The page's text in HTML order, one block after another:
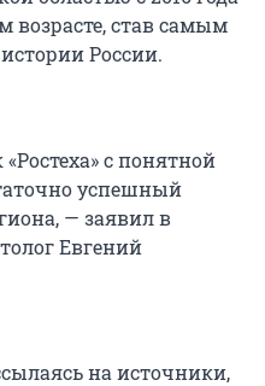
возрасте, став самым
России.
с понятной
успешный
— заявил в
Евгений
на источники,